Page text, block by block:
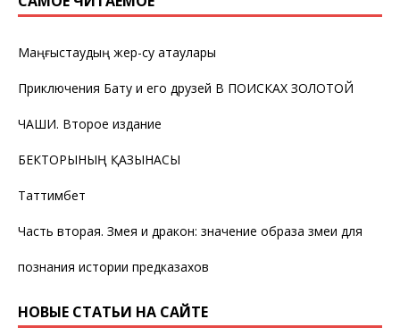
Маңғыстаудың жер-су атаулары
Приключения Бату и его друзей В ПОИСКАХ ЗОЛОТОЙ
ЧАШИ. Второе издание
БЕКТОРЫНЫҢ ҚАЗЫНАСЫ
Таттимбет
Часть вторая. Змея и дракон: значение образа змеи для
познания истории предказахов
НОВЫЕ СТАТЬИ НА САЙТЕ